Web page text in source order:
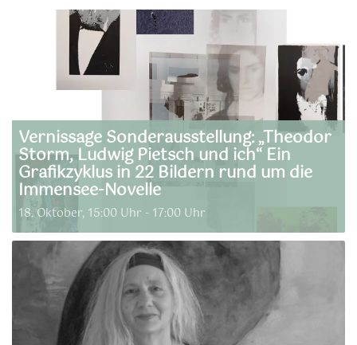
Vernissage Sonderausstellung: „Theodor
Storm, Ludwig Pietsch und ich“ Ein
Grafikzyklus in 22 Bildern rund um die
Immensee-Novelle
18. Oktober, 15:00 Uhr - 17:00 Uhr